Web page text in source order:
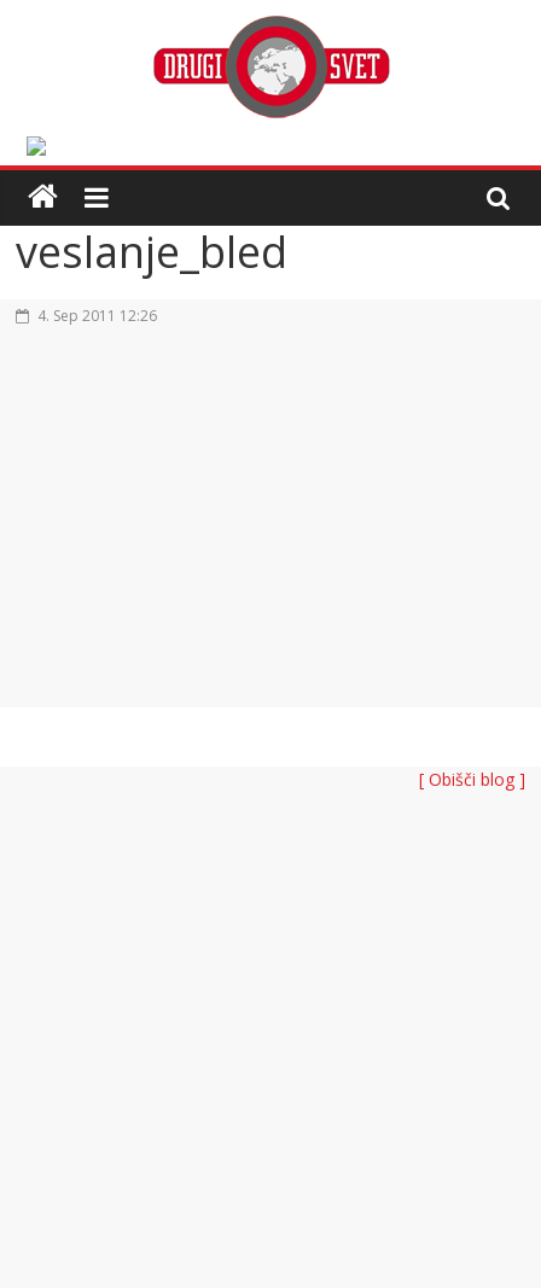
veslanje_bled
4. Sep 2011 12:26
[ Obišči blog ]